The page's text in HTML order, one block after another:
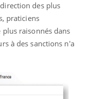
des plus
praticiens
raisonnés dans
à des sanctions n'a